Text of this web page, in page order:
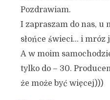
Pozdrawiam.
I zapraszam do nas, u
słońce świeci… i mróz
A w moim
tylko do – 30.
że może być więcej)))